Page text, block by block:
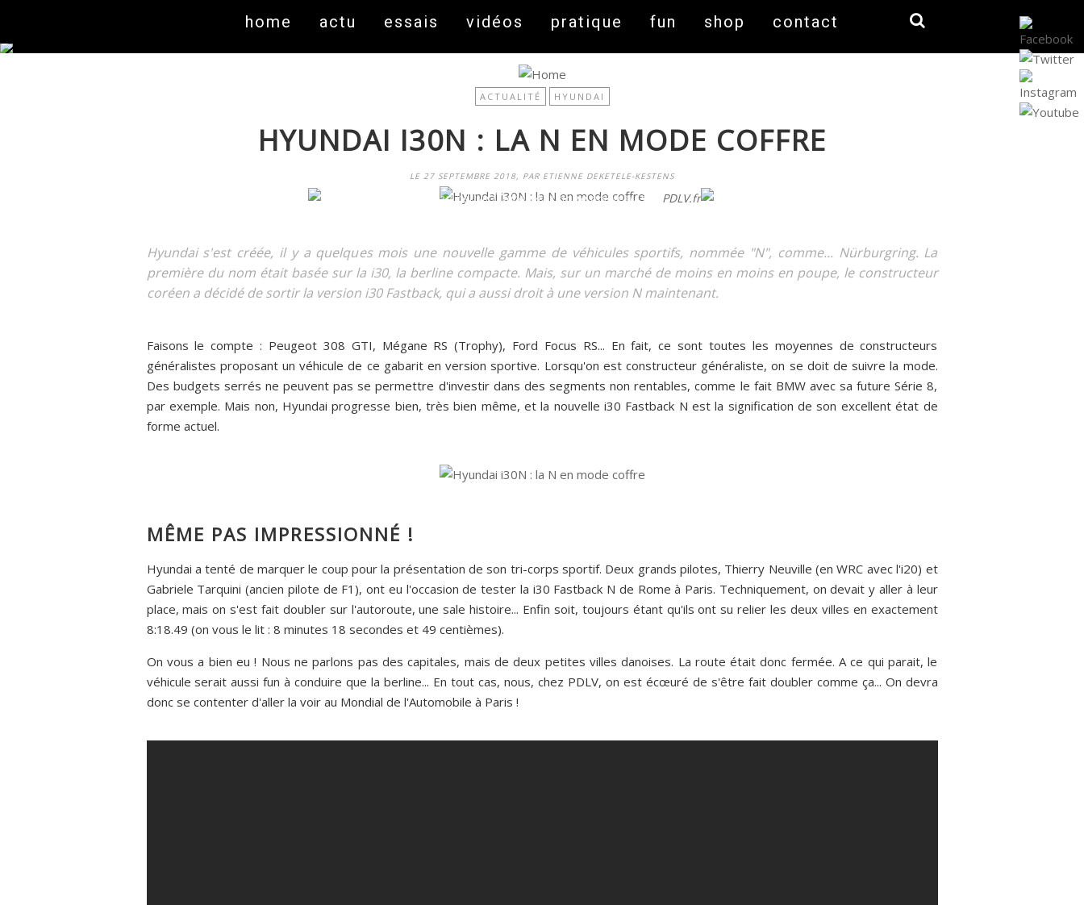
On fait peau neuve ! Découvrez notre nouveau site PDLV.fr
home actu essais vidéos pratique fun shop contact
ACTUALITÉ HYUNDAI
HYUNDAI I30N : LA N EN MODE COFFRE
LE 27 SEPTEMBRE 2018, PAR ETIENNE DEKETELE-KESTENS
Hyundai s'est créée, il y a quelques mois une nouvelle gamme de véhicules sportifs, nommée "N", comme... Nürburgring. La
première du nom était basée sur la i30, la berline compacte. Mais, sur un marché de moins en moins en poupe, le constructeur
coréen a décidé de sortir la version i30 Fastback, qui a aussi droit à une version N maintenant.
Faisons le compte : Peugeot 308 GTI, Mégane RS (Trophy), Ford Focus RS... En fait, ce sont toutes les moyennes de constructeurs
généralistes proposant un véhicule de ce gabarit en version sportive. Lorsqu'on est constructeur généraliste, on se doit de suivre la mode.
Des budgets serrés ne peuvent pas se permettre d'investir dans des segments non rentables, comme le fait BMW avec sa future Série 8,
par exemple. Mais non, Hyundai progresse bien, très bien même, et la nouvelle i30 Fastback N est la signification de son excellent état de
forme actuel.
MÊME PAS IMPRESSIONNÉ !
Hyundai a tenté de marquer le coup pour la présentation de son tri-corps sportif. Deux grands pilotes, Thierry Neuville (en WRC avec l'i20) et
Gabriele Tarquini (ancien pilote de F1), ont eu l'occasion de tester la i30 Fastback N de Rome à Paris. Techniquement, on devait y aller à leur
place, mais on s'est fait doubler sur l'autoroute, une sale histoire... Enfin soit, toujours étant qu'ils ont su relier les deux villes en exactement
8:18.49 (on vous le lit : 8 minutes 18 secondes et 49 centièmes).
On vous a bien eu ! Nous ne parlons pas des capitales, mais de deux petites villes danoises. La route était donc fermée. A ce qui parait, le
véhicule serait aussi fun à conduire que la berline... En tout cas, nous, chez PDLV, on est écœuré de s'être fait doubler comme ça... On devra
donc se contenter d'aller la voir au Mondial de l'Automobile à Paris !